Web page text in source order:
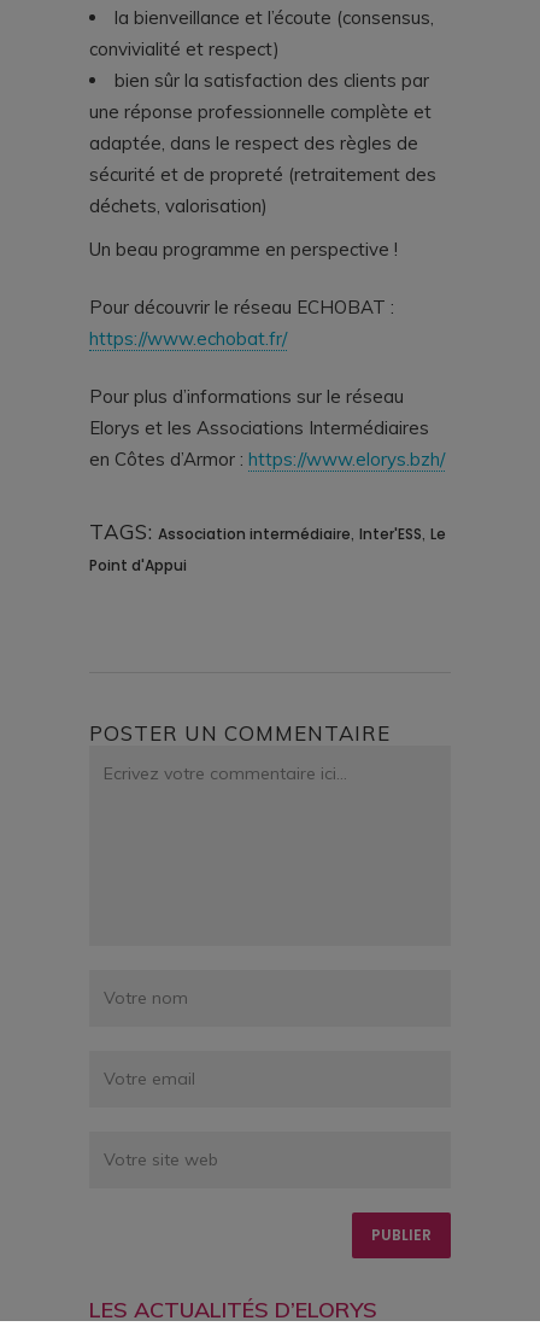
la bienveillance et l’écoute (consensus,
convivialité et respect)
bien sûr la satisfaction des clients par
une réponse professionnelle complète et
adaptée, dans le respect des règles de
sécurité et de propreté (retraitement des
déchets, valorisation)
Un beau programme en perspective !
Pour découvrir le réseau ECHOBAT :
https://www.echobat.fr/
Pour plus d’informations sur le réseau
Elorys et les Associations Intermédiaires
en Côtes d’Armor : https://www.elorys.bzh/
TAGS: Association intermédiaire, Inter'ESS, Le
Point d'Appui
POSTER UN COMMENTAIRE
LES ACTUALITÉS D’ELORYS